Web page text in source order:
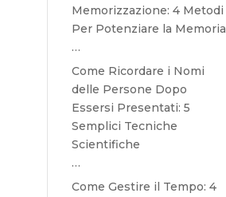
Memorizzazione: 4 Metodi
Per Potenziare la Memoria
…
Come Ricordare i Nomi
delle Persone Dopo
Essersi Presentati: 5
Semplici Tecniche
Scientifiche
…
Come Gestire il Tempo: 4